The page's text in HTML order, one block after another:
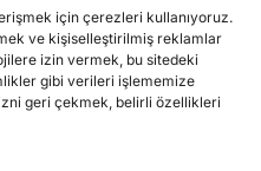
için çerezleri kullanıyoruz.
ve kişiselleştirilmiş reklamlar
izin vermek, bu sitedeki
gibi verileri işlememize
geri çekmek, belirli özellikleri
CME’nin tüm işlem ve
şeffaf ve adil bir şekilde
işlem raporlarını
işlemler düzenli olarak